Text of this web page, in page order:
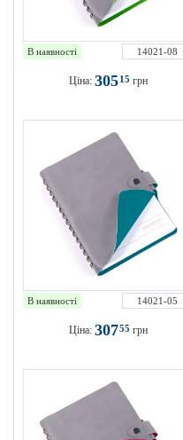
В наявності 14021-08
Ціна: 30515 грн
В наявності 14021-05
Ціна: 30755 грн